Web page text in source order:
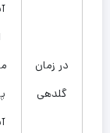
در زمان
گلدهی